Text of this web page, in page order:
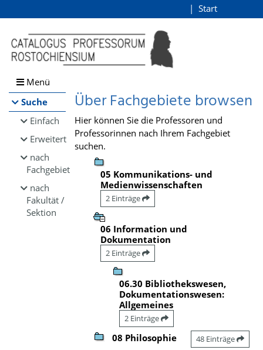
Browsen
direkt zum Inhalt
Start
Menü
Suche
Einfach
Erweitert
nach
Fachgebiet
nach
Fakultät /
Sektion
Über Fachgebiete browsen
Hier können Sie die Professoren und
Professorinnen nach Ihrem Fachgebiet
suchen.
05 Kommunikations- und
Medienwissenschaften
2 Einträge
06 Information und
Dokumentation
2 Einträge
06.30 Bibliothekswesen,
Dokumentationswesen:
Allgemeines
2 Einträge
08 Philosophie 48 Einträge